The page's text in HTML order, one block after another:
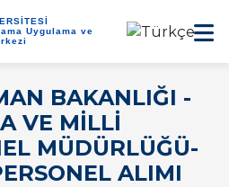
Uygulama ve
BAKANLIĞI -
VE MİLLİ
MÜDÜRLÜĞÜ-
ALIMI